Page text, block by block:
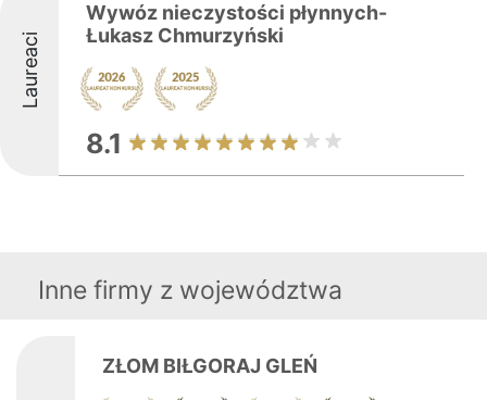
Laureaci
Wywóz nieczystości płynnych-
Łukasz Chmurzyński
8.1
Inne firmy z województwa
ZŁOM BIŁGORAJ GLEŃ